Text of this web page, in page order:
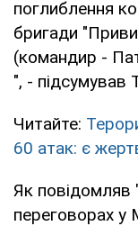
поглиблення
бригади
(командир -
", - підсумував
Читайте:
60 атак: є
Як повідомляв
переговорах у